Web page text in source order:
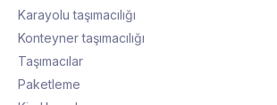
Karayolu taşımacılığı
Konteyner taşımacılığı
Taşımacılar
Paketleme